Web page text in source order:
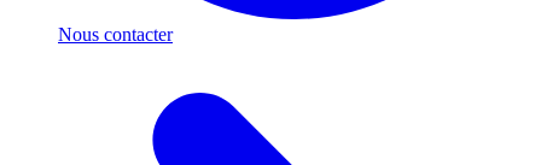
Nous contacter